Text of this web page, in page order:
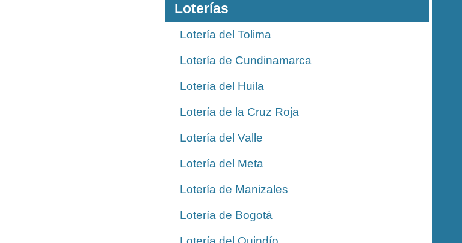
Loterías
Lotería del Tolima
Lotería de Cundinamarca
Lotería del Huila
Lotería de la Cruz Roja
Lotería del Valle
Lotería del Meta
Lotería de Manizales
Lotería de Bogotá